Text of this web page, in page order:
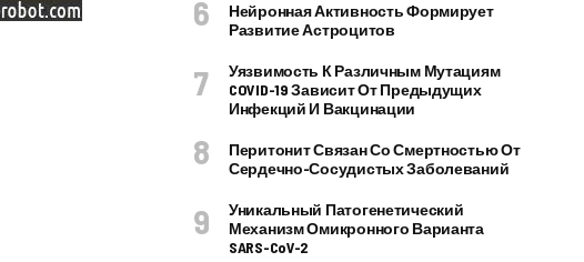
Нейронная Активность Формирует
Развитие Астроцитов
Уязвимость К Различным Мутациям
COVID-19 Зависит От Предыдущих
Инфекций И Вакцинации
Перитонит Связан Со Смертностью От
Сердечно-Сосудистых Заболеваний
Уникальный Патогенетический
Механизм Омикронного Варианта
SARS-CoV-2